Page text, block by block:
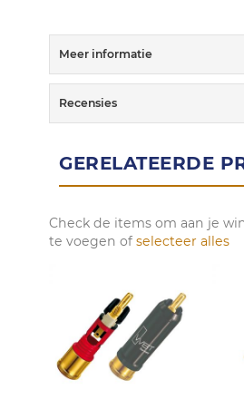
Meer informatie
Recensies
GERELATEERDE
Check de items om aan je
te voegen of selecteer alles